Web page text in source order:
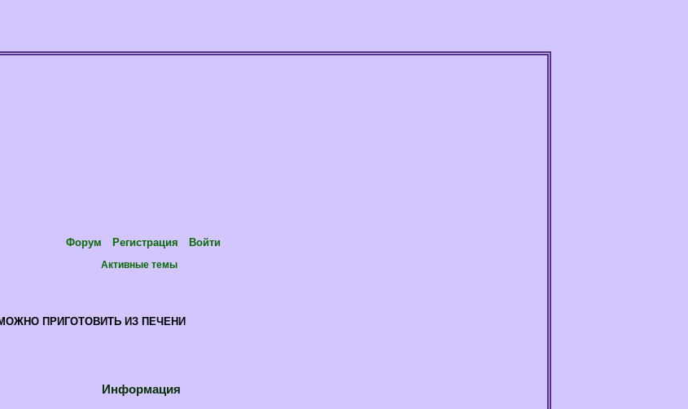
Форум Регистрация Войти
Активные темы
ПРИГОТОВИТЬ ИЗ ПЕЧЕНИ
Информация